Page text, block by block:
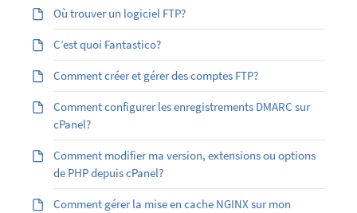
Où trouver un logiciel FTP?
C’est quoi Fantastico?
Comment créer et gérer des comptes FTP?
Comment configurer les enregistrements DMARC sur
cPanel?
Comment modifier ma version, extensions ou options
de PHP depuis cPanel?
Comment gérer la mise en cache NGINX sur mon